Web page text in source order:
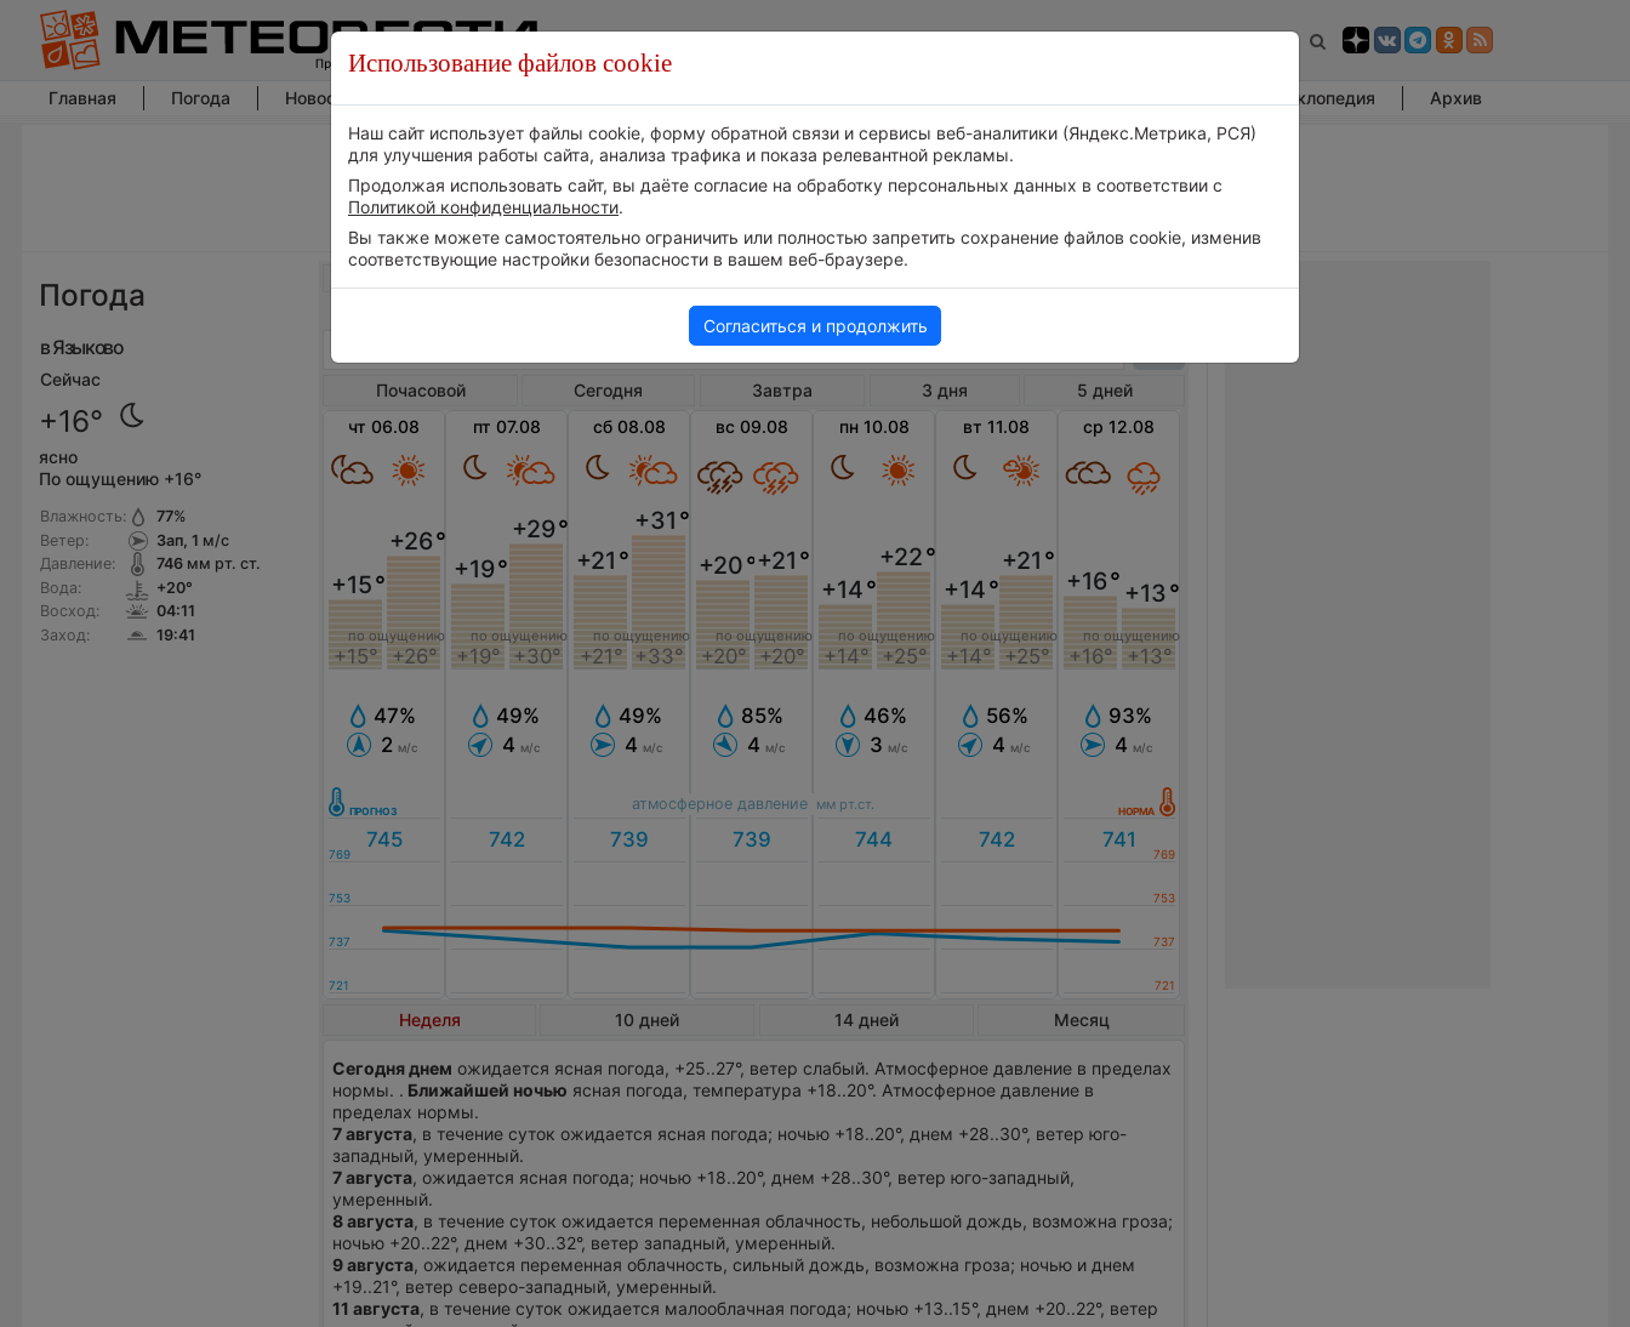
Главная Погода Новости погоды Энциклопедия Архив
Погода
в Языково
Сейчас
+16°
ясно
По ощущению +16°
Влажность:
Ветер:
Давление:
Вода:
Восход:
Заход:
77%
Зап, 1 м/с
746мм рт. ст.
+20°
04:11
19:41
Погода в Языково на неделю
Почасовой Сегодня Завтра 3 дня
5 дней
чт 06.08
+15°
+15°
+26°
+26°
по ощущению
47%
2 м/с
пт 07.08
+19°
+19°
+29°
+30°
по ощущению
49%
4 м/с
сб 08.08
+21 °
+21°
+31 °
+33°
по ощущению
49%
4 м/с
вс 09.08
+20°
+20°
+21 °
+20°
по ощущению
85%
4 м/с
пн 10.08
+14°
+14°
+22°
+25°
по ощущению
46%
3 м/с
вт 11.08
+14°
+14°
+21 °
+25°
по ощущению
56%
4 м/с
ср 12.08
+16°
+16°
+13°
+13°
по ощущению
93%
4 м/с
атмосферное давление мм рт.ст.
Неделя 10 дней 14 дней Месяц
Сегодня днем ожидается ясная погода, +25..27°, ветер слабый. Атмосферное давление в пределах
нормы. . Ближайшей ночью ясная погода, температура +18..20°. Атмосферное давление в
пределах нормы.
7 августа, в течение суток ожидается ясная погода; ночью +18..20°, днем +28..30°, ветер юго-
западный, умеренный.
7 августа, ожидается ясная погода; ночью +18..20°, днем +28..30°, ветер юго-западный,
умеренный.
8 августа, в течение суток ожидается переменная облачность, небольшой дождь, возможна гроза;
ночью +20..22°, днем +30..32°, ветер западный, умеренный.
9 августа, ожидается переменная облачность, сильный дождь, возможна гроза; ночью и днем
+19..21°, ветер северо-западный, умеренный.
11 августа, в течение суток ожидается малооблачная погода; ночью +13..15°, днем +20..22°, ветер
Использование файлов cookie
Наш сайт использует файлы cookie, форму обратной связи и сервисы веб-аналитики (Яндекс.Метрика, РСЯ)
для улучшения работы сайта, анализа трафика и показа релевантной рекламы.
Продолжая использовать сайт, вы даёте согласие на обработку персональных данных в соответствии с
Политикой конфиденциальности.
Вы также можете самостоятельно ограничить или полностью запретить сохранение файлов cookie, изменив
соответствующие настройки безопасности в вашем веб-браузере.
Согласиться и продолжить